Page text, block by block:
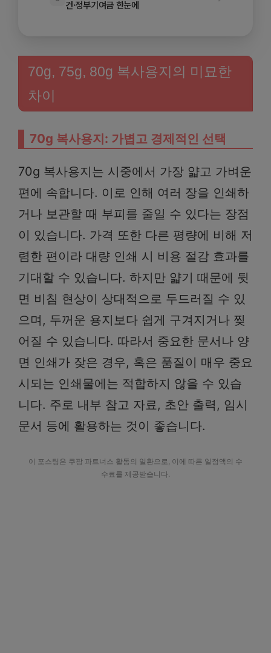
건·정부기여금 한눈에
70g, 75g, 80g 복사용지의 미묘한
차이
70g 복사용지: 가볍고 경제적인 선택
70g 복사용지는 시중에서 가장 얇고 가벼운
편에 속합니다. 이로 인해 여러 장을 인쇄하
거나 보관할 때 부피를 줄일 수 있다는 장점
이 있습니다. 가격 또한 다른 평량에 비해 저
렴한 편이라 대량 인쇄 시 비용 절감 효과를
기대할 수 있습니다. 하지만 얇기 때문에 뒷
면 비침 현상이 상대적으로 두드러질 수 있
으며, 두꺼운 용지보다 쉽게 구겨지거나 찢
어질 수 있습니다. 따라서 중요한 문서나 양
면 인쇄가 잦은 경우, 혹은 품질이 매우 중요
시되는 인쇄물에는 적합하지 않을 수 있습
니다. 주로 내부 참고 자료, 초안 출력, 임시
문서 등에 활용하는 것이 좋습니다.
이 포스팅은 쿠팡 파트너스 활동의 일환으로, 이에 따른 일정액의 수
수료를 제공받습니다.